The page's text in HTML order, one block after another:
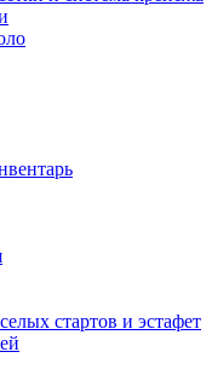
стартов и эстафет